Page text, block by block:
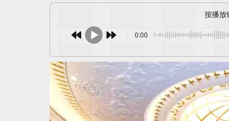
按播
0:00